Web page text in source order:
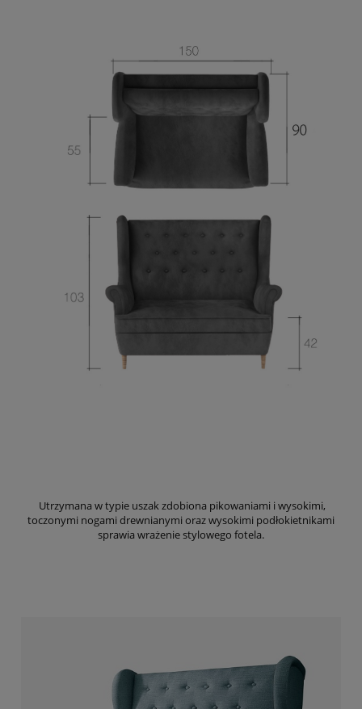
Utrzymana w typie uszak zdobiona pikowaniami i wysokimi,
toczonymi nogami drewnianymi oraz wysokimi podłokietnikami
sprawia wrażenie stylowego fotela.